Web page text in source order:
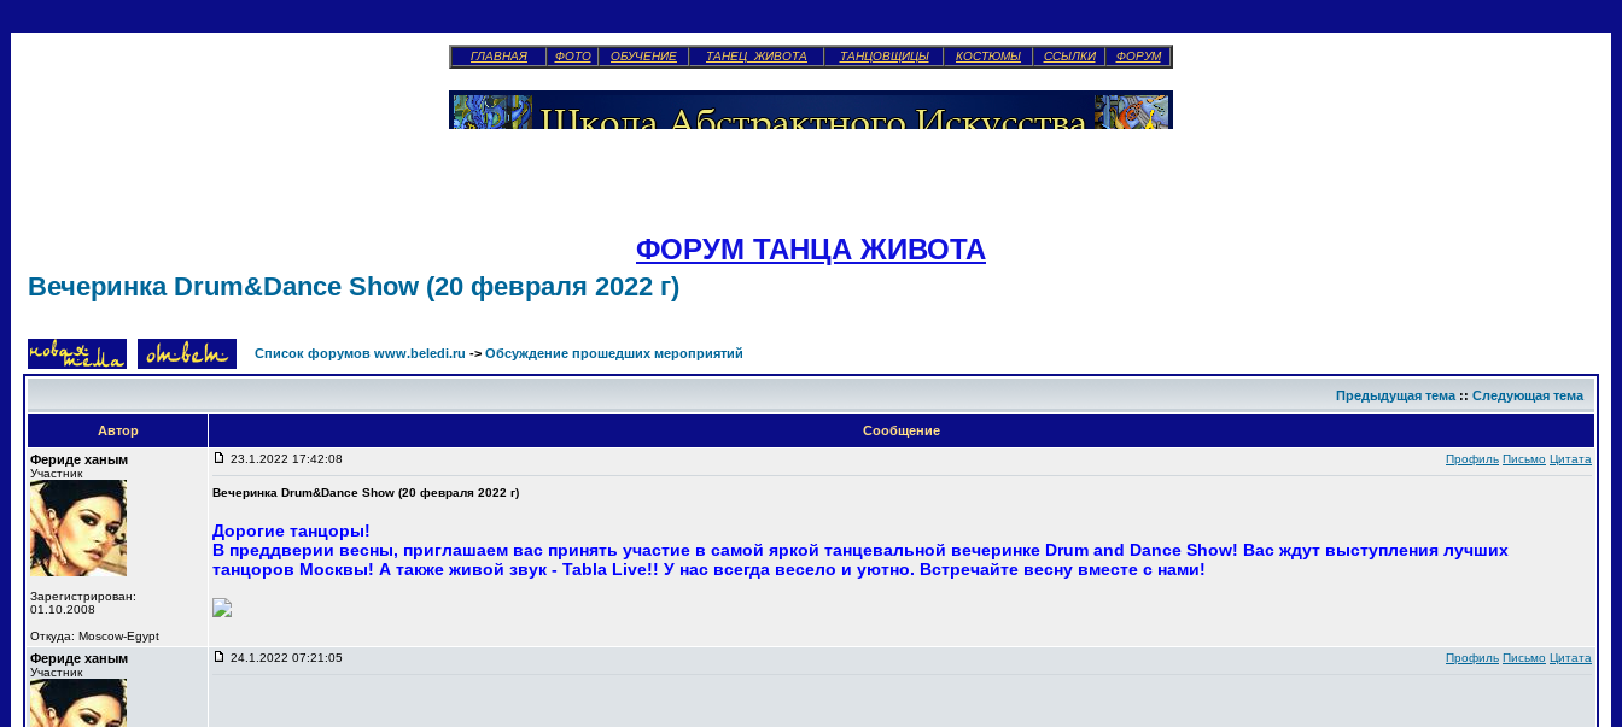
ГЛАВНАЯ ФОТО ОБУЧЕНИЕ ТАНЕЦ ЖИВОТА ТАНЦОВЩИЦЫ КОСТЮМЫ ССЫЛКИ ФОРУМ
ФОРУМ ТАНЦА ЖИВОТА
Вечеринка Drum&Dance Show (20 февраля 2022 г)
Список форумов www.beledi.ru -> Обсуждение прошедших мероприятий
Предыдущая тема :: Следующая тема
Автор
Сообщение
Фериде ханым
Участник
Зарегистрирован:
01.10.2008
Откуда: Moscow-Egypt
23.1.2022 17:42:08 Профиль Письмо Цитата
Вечеринка Drum&Dance Show (20 февраля 2022 г)
Дорогие танцоры!
В преддверии весны, приглашаем вас принять участие в самой яркой танцевальной вечеринке Drum and Dance Show! Вас ждут выступления лучших
танцоров Москвы! А также живой звук - Tabla Live!! У нас всегда весело и уютно. Встречайте весну вместе с нами!
Фериде ханым
Участник
24.1.2022 07:21:05 Профиль Письмо Цитата